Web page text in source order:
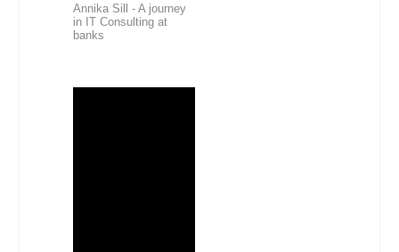
Annika Sill - A journey
in IT Consulting at
banks